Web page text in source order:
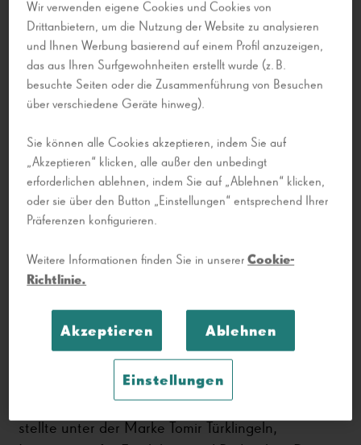
mindestens 25.000 Negative, davon ein Drittel
stereoskopische Platten (eine Methode der 3D-
Fotografie, die im ersten Drittel des 20.
Jahrhunderts sehr beliebt war) und etwa hundert
Filme. Diese Sammlung dokumentiert das
an der Costa Brava, sportliche und theatralische
Aktivitäten sowie wichtige politische Ereignisse von
1926 bis Mitte der 1950er Jahre.
Da Torras sowohl Berufs- als auch
des Materials als auch die Tatsache, dass es
bisher unveröffentlicht geblieben ist. Torras leitete
seit Mitte der 1920er Jahre das
Familienunternehmen Casa Torras mit Geschäften
in der Carrer Gran de Gràcia 83 in Barcelona und
an der Plaça de Sant Jaume: Er verkaufte und
importierte fotografisches Material, Optik und
stellte unter der Marke Tomir Türklingeln,
Wir verwenden eigene Cookies und Cookies von
Drittanbietern, um die Nutzung der Website zu analysieren
und Ihnen Werbung basierend auf einem Profil anzuzeigen,
das aus Ihren Surfgewohnheiten erstellt wurde (z. B.
besuchte Seiten oder die Zusammenführung von Besuchen
über verschiedene Geräte hinweg).
Sie können alle Cookies akzeptieren, indem Sie auf
„Akzeptieren“ klicken, alle außer den unbedingt
erforderlichen ablehnen, indem Sie auf „Ablehnen“ klicken,
oder sie über den Button „Einstellungen“ entsprechend Ihrer
Präferenzen konfigurieren.
Weitere Informationen finden Sie in unsererCookie-
Richtlinie.
Einstellungen
Ablehnen
Akzeptieren